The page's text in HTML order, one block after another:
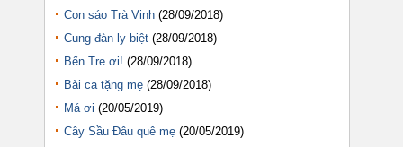
Con sáo Trà Vinh (28/09/2018)
Cung đàn ly biệt (28/09/2018)
Bến Tre ơi! (28/09/2018)
Bài ca tặng mẹ (28/09/2018)
Má ơi (20/05/2019)
Cây Sầu Đâu quê mẹ (20/05/2019)